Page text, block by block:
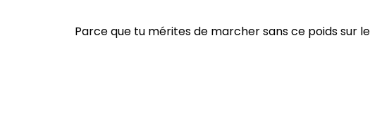
Parce que tu mérites de marcher sans ce poids sur